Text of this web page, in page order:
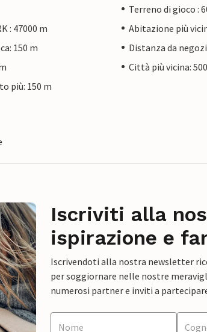
Terreno di gioco :
: 47000 m
Abitazione più
150 m
Distanza da
Città più vicina:
più: 150 m
Iscriviti alla
ispirazione e
Iscrivendoti alla nostra newsletter
per soggiornare nelle nostre
numerosi partner e inviti a